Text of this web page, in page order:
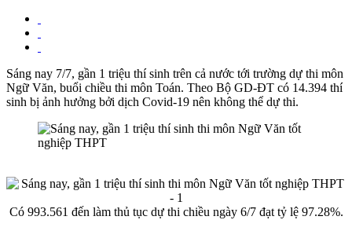
Sáng nay 7/7, gần 1 triệu thí sinh trên cả nước tới trường dự thi môn
Ngữ Văn, buổi chiều thi môn Toán. Theo Bộ GD-ĐT có 14.394 thí
sinh bị ảnh hưởng bởi dịch Covid-19 nên không thể dự thi.
Có 993.561 đến làm thủ tục dự thi chiều ngày 6/7 đạt tỷ lệ 97.28%.